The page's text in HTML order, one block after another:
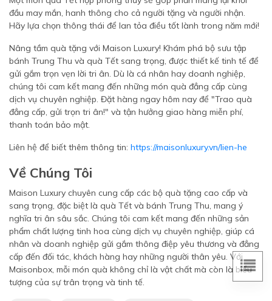
đầu may mắn, hanh thông cho cả người tặng và người nhận.
Hãy lựa chọn thông thái để lan tỏa điều tốt lành trong năm mới!
Nâng tầm quà tặng với Maison Luxury! Khám phá bộ sưu tập
bánh Trung Thu và quà Tết sang trọng, được thiết kế tinh tế để
gửi gắm trọn vẹn lời tri ân. Dù là cá nhân hay doanh nghiệp,
chúng tôi cam kết mang đến những món quà đẳng cấp cùng
dịch vụ chuyên nghiệp. Đặt hàng ngay hôm nay để "Trao quà
đẳng cấp, gửi trọn tri ân!" và tận hưởng giao hàng miễn phí,
thanh toán bảo mật.
Liên hệ để biết thêm thông tin: https://maisonluxury.vn/lien-he
Về Chúng Tôi
Maison Luxury chuyên cung cấp các bộ quà tặng cao cấp và
sang trọng, đặc biệt là quà Tết và bánh Trung Thu, mang ý
nghĩa tri ân sâu sắc. Chúng tôi cam kết mang đến những sản
phẩm chất lượng tinh hoa cùng dịch vụ chuyên nghiệp, giúp cá
nhân và doanh nghiệp gửi gắm thông điệp yêu thương và đẳng
cấp đến đối tác, khách hàng hay những người thân yêu. Với
Maisonbox, mỗi món quà không chỉ là vật chất mà còn là biểu
tượng của sự trân trọng và tinh tế.